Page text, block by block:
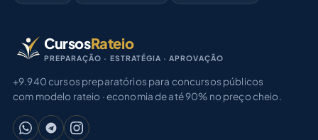
CursosRateio
PREPARAÇÃO · ESTRATÉGIA · APROVAÇÃO
+9.940 cursos preparatórios para concursos públicos
com modelo rateio · economia de até 90% no preço cheio.